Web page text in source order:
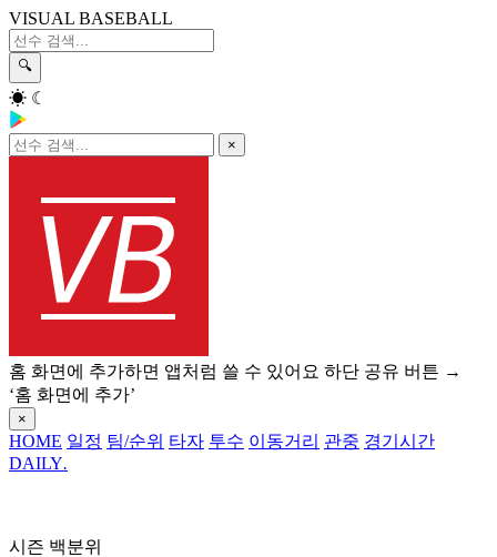
VISUAL BASEBALL
🔍
☀ ☾
×
홈 화면에 추가하면 앱처럼 쓸 수 있어요 하단 공유 버튼 →
‘홈 화면에 추가’
×
HOME 일정 팀/순위 타자 투수 이동거리 관중 경기시간
DAILY.
시즌 백분위